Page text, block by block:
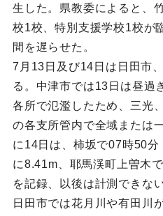
生した。県教委によると、
校1校、特別支援学校1校が
間を遅らせた。
7月13日及び14日は日田市
る。中津市では13日は昼過
各所で氾濫したため、三光
の各支所管内で全域または
に14日は、柿坂で07時50分
に8.41m、耶馬渓町上曽木
を記録、以後は計測できな
日田市では花月川や有田川